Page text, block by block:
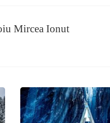
Mircea Ionut